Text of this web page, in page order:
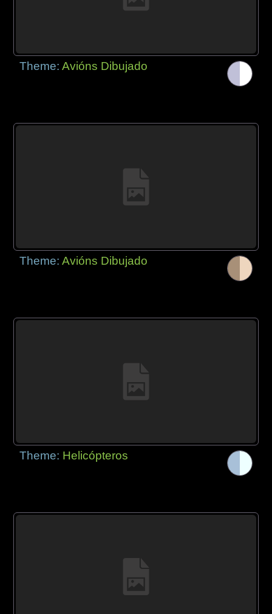
Theme:Avións Dibujado
Theme:Avións Dibujado
Theme: Helicópteros